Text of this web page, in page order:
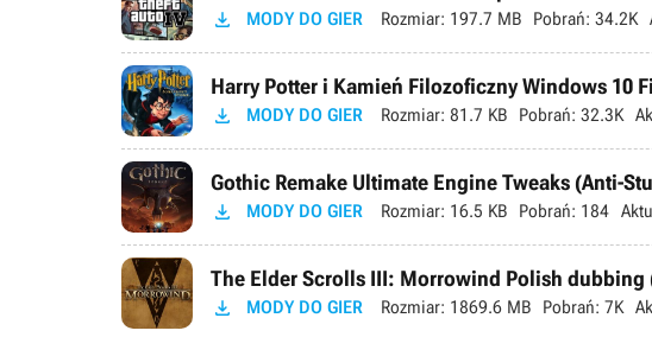
 MODY DO GIER Rozmiar: 197.7 MB Pobrań: 34.2K
Harry Potter i Kamień Filozoficzny Windows 10
 MODY DO GIER Rozmiar: 81.7 KB Pobrań: 32.3K
Gothic Remake Ultimate Engine Tweaks (Anti-
 MODY DO GIER Rozmiar: 16.5 KB Pobrań: 184
The Elder Scrolls III: Morrowind Polish dubbing
 MODY DO GIER Rozmiar: 1869.6 MB Pobrań: 7K